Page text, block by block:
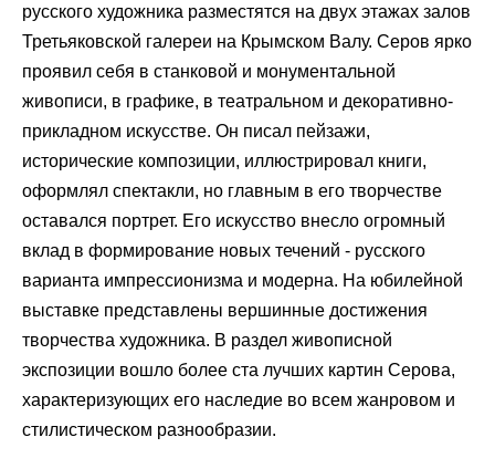
русского художника разместятся на двух этажах залов
Третьяковской галереи на Крымском Валу. Серов ярко
проявил себя в станковой и монументальной
живописи, в графике, в театральном и декоративно-
прикладном искусстве. Он писал пейзажи,
исторические композиции, иллюстрировал книги,
оформлял спектакли, но главным в его творчестве
оставался портрет. Его искусство внесло огромный
вклад в формирование новых течений - русского
варианта импрессионизма и модерна. На юбилейной
выставке представлены вершинные достижения
творчества художника. В раздел живописной
экспозиции вошло более ста лучших картин Серова,
характеризующих его наследие во всем жанровом и
стилистическом разнообразии.